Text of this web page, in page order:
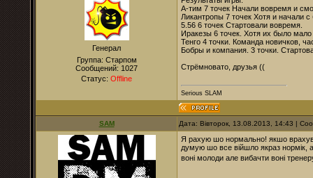
Генерал
Группа: Старпом
Сообщений: 1027
Статус: Offline
А-тим 7 точек Начали вовремя и
Ликантропы 7 точек Хотя и начали
5.56 6 точек Стартовали вовремя.
Иракезы 6 точек. Хотя их было
Тенго 4 точки. Команда новичков,
Бобры и компания. 3 точки.
Стрёмновато, друзья ((
Serious SLAM
SAM Дата: Вівторок, 13.08.2013, 14:43 |
Я рахую шо нормально! якшо
думую шо все війшло якраз нормік,
воні молоди але вибачти воні